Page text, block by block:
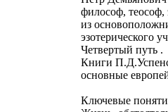
философ, теософ,
из
эзотерического
Четвертый путь .
Книги
основные
Ключевые